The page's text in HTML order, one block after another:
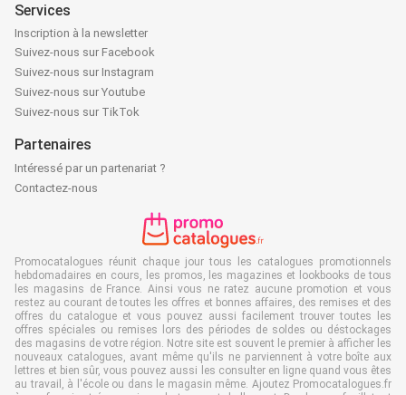
Services
Inscription à la newsletter
Suivez-nous sur Facebook
Suivez-nous sur Instagram
Suivez-nous sur Youtube
Suivez-nous sur TikTok
Partenaires
Intéressé par un partenariat ?
Contactez-nous
Promocatalogues réunit chaque jour tous les catalogues promotionnels
hebdomadaires en cours, les promos, les magazines et lookbooks de tous
les magasins de France. Ainsi vous ne ratez aucune promotion et vous
restez au courant de toutes les offres et bonnes affaires, des remises et des
offres du catalogue et vous pouvez aussi facilement trouver toutes les
offres spéciales ou remises lors des périodes de soldes ou déstockages
des magasins de votre région. Notre site est souvent le premier à afficher les
nouveaux catalogues, avant même qu'ils ne parviennent à votre boîte aux
lettres et bien sûr, vous pouvez aussi les consulter en ligne quand vous êtes
au travail, à l'école ou dans le magasin même. Ajoutez Promocatalogues.fr